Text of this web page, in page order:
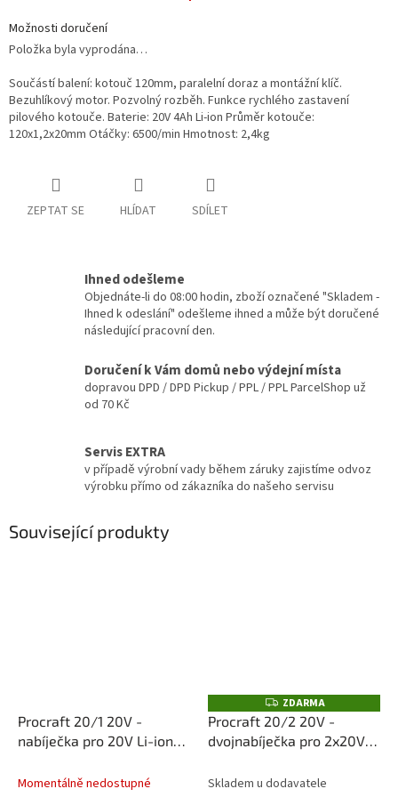
Možnosti doručení
Položka byla vyprodána…
Součástí balení: kotouč 120mm, paralelní doraz a montážní klíč.
Bezuhlíkový motor. Pozvolný rozběh. Funkce rychlého zastavení
pilového kotouče. Baterie: 20V 4Ah Li-ion Průměr kotouče:
120x1,2x20mm Otáčky: 6500/min Hmotnost: 2,4kg
ZEPTAT SE HLÍDAT SDÍLET
Ihned odešleme
Objednáte-li do 08:00 hodin, zboží označené "Skladem -
Ihned k odeslání" odešleme ihned a může být doručené
následující pracovní den.
Doručení k Vám domů nebo výdejní místa
dopravou DPD / DPD Pickup / PPL / PPL ParcelShop už
od 70 Kč
Servis EXTRA
v případě výrobní vady během záruky zajistíme odvoz
výrobku přímo od zákazníka do našeho servisu
Související produkty
Procraft 20/1 20V -
nabíječka pro 20V Li-ion
Momentálně nedostupné
Z
D
A
R
ZDARMA
Procraft 20/2 20V -
dvojnabíječka pro 2x20V
Skladem u dodavatele